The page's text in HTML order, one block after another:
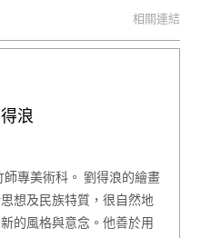
相關連結
浪
專美術科。 劉得浪的繪畫
想及民族特質，很自然地
的風格與意念。他善於用